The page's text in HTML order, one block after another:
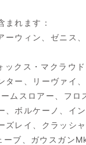
まれます：
ーウィン、ゼニス
クス・マクラウ
ター、リーヴァイ
ムスロアー、フロ
、ボルケーノ、イ
ズレイ、クラッシ
ーブ、ガウスガン